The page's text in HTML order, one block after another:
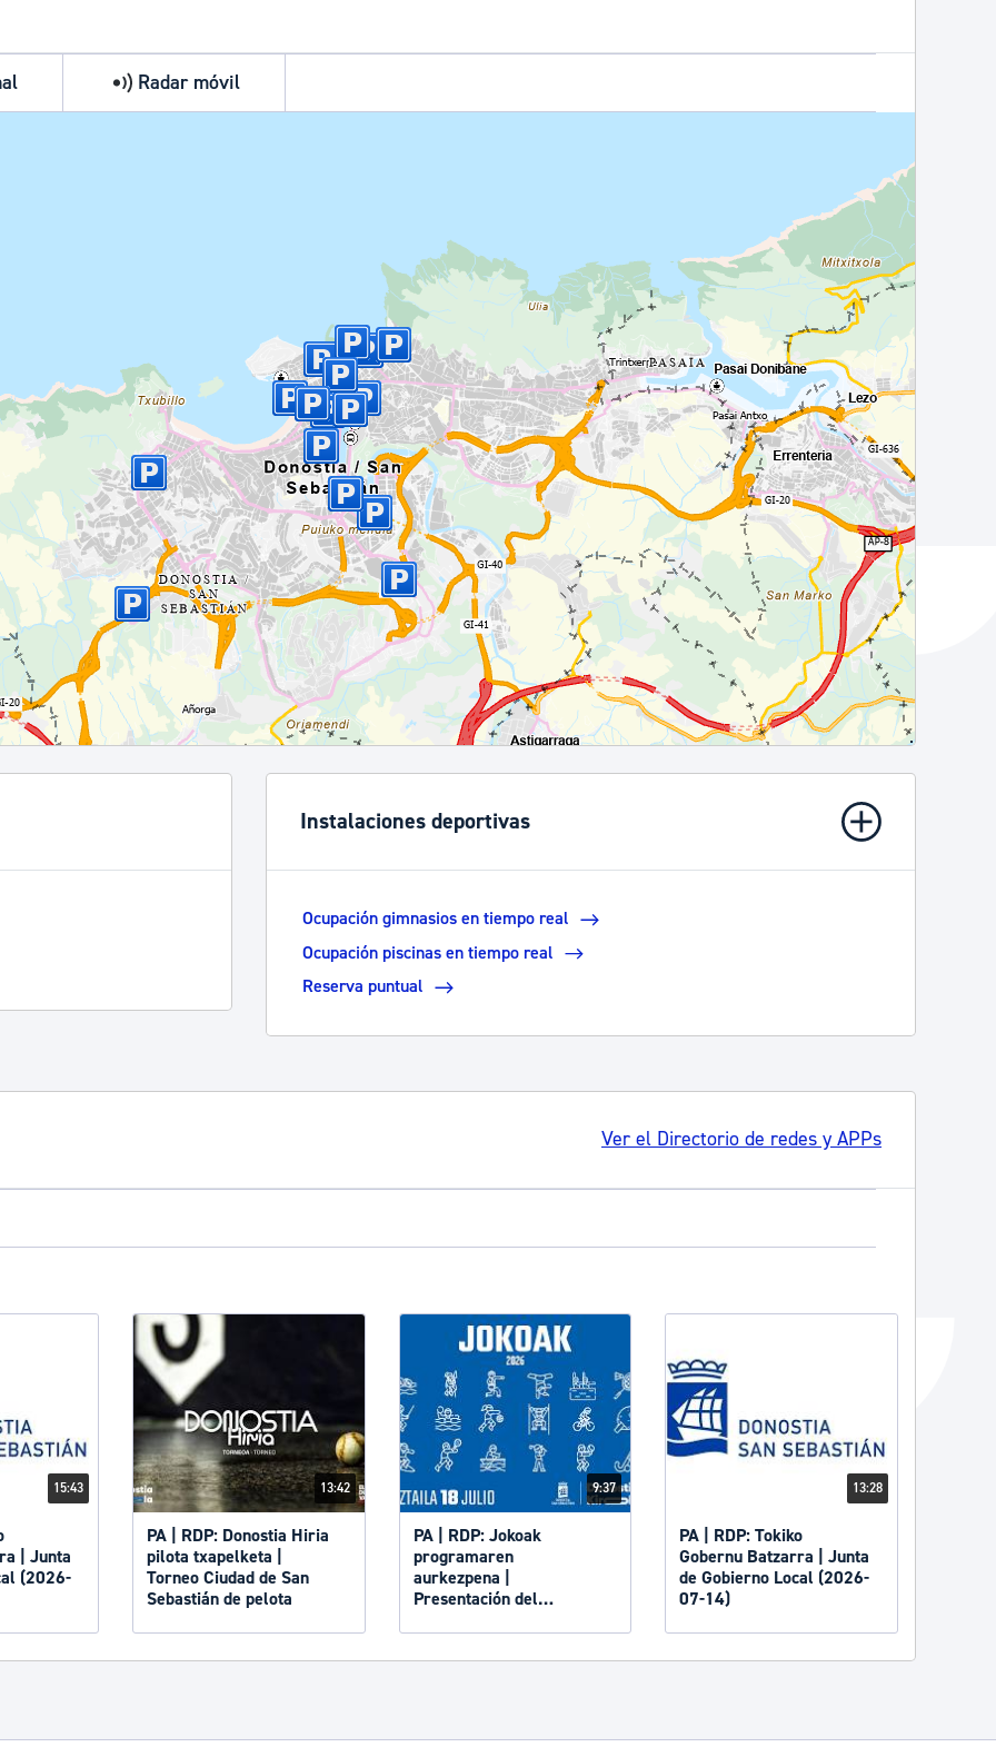
Radar móvil
Instalaciones deportivas
Ocupación gimnasios en tiempo real
Ocupación piscinas en tiempo real
Reserva puntual
Ver el Directorio de redes y APPs
15:43
| Junta
(2026-
13:42
PA | RDP: Donostia Hiria
pilota txapelketa |
Torneo Ciudad de San
Sebastián de pelota
9:37
PA | RDP: Jokoak
programaren
aurkezpena |
Presentación del
13:28
PA | RDP: Tokiko
Gobernu Batzarra | Junta
de Gobierno Local (2026-
07-14)